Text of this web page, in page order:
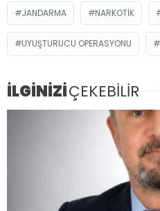
JANDARMA NARKOTIK
UYUŞTURUCU OPERASYONU
İLGİNİZİÇEKEBİLİR